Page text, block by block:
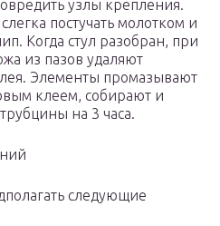
узлы крепления.
постучать молотком и
Когда стул разобран, при
из пазов удаляют
Элементы промазывают
клеем, собирают и
на 3 часа.
следующие